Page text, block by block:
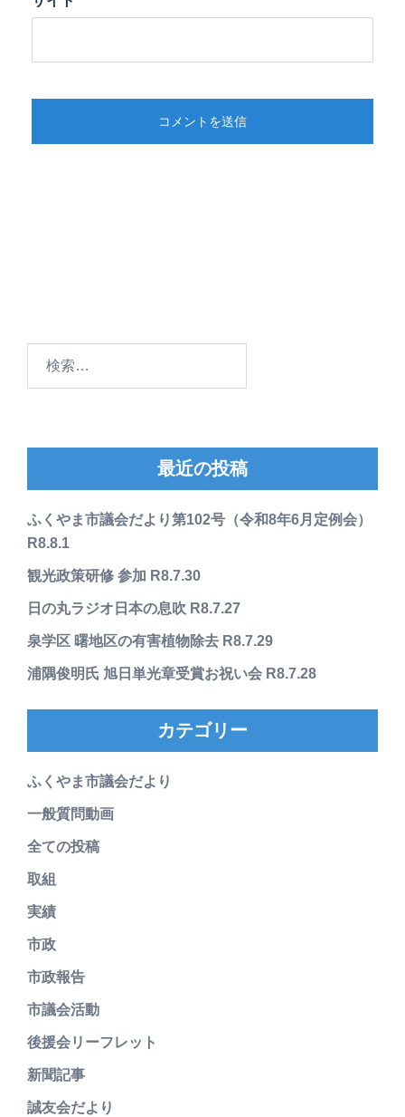
最近の投稿
ふくやま市議会だより第102号（令和8年6月定例会）
R8.8.1
観光政策研修 参加 R8.7.30
日の丸ラジオ日本の息吹 R8.7.27
泉学区 曙地区の有害植物除去 R8.7.29
浦隅俊明氏 旭日単光章受賞お祝い会 R8.7.28
カテゴリー
ふくやま市議会だより
一般質問動画
全ての投稿
取組
実績
市政
市政報告
市議会活動
後援会リーフレット
新聞記事
誠友会だより